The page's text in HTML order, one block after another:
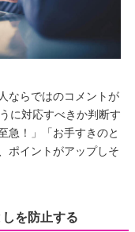
ならではのコメントが
に対応すべきか判断す
急！」「お手すきのと
ポイントがアップしそ
を防止する